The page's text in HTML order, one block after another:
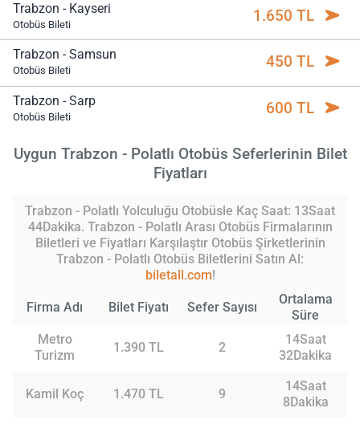
Trabzon - Kayseri
Otobüs Bileti 1.650 TL
Trabzon - Samsun
Otobüs Bileti 450 TL
Trabzon - Sarp
Otobüs Bileti 600 TL
Uygun Trabzon - Polatlı Otobüs Seferlerinin Bilet
Fiyatları
Trabzon - Polatlı Yolculuğu Otobüsle Kaç Saat: 13Saat
44Dakika. Trabzon - Polatlı Arası Otobüs Firmalarının
Biletleri ve Fiyatları Karşılaştır Otobüs Şirketlerinin
Trabzon - Polatlı Otobüs Biletlerini Satın Al:
biletall.com!
Firma Adı Bilet Fiyatı Sefer Sayısı
Ortalama
Süre
Metro
Turizm
1.390 TL 2
14Saat
32Dakika
Kamil Koç 1.470 TL 9
14Saat
8Dakika